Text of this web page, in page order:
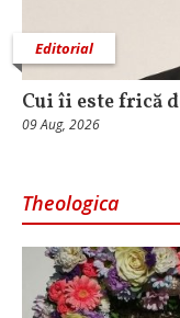
Editorial
Cui îi este frică
09 Aug, 2026
Theologica